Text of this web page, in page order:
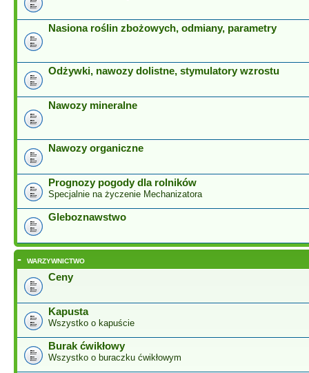
Nasiona roślin zbożowych, odmiany, parametry
Odżywki, nawozy dolistne, stymulatory wzrostu
Nawozy mineralne
Nawozy organiczne
Prognozy pogody dla rolników
Specjalnie na życzenie Mechanizatora
Gleboznawstwo
- WARZYWNICTWO
Ceny
Kapusta
Wszystko o kapuście
Burak ćwikłowy
Wszystko o buraczku ćwikłowym